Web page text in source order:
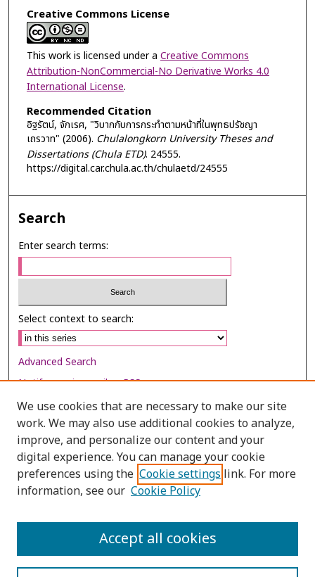
Creative Commons License
This work is licensed under a Creative Commons
Attribution-NonCommercial-No Derivative Works 4.0
International License.
Recommended Citation
อิฐรัตน์, จักเรศ, "วิบากกับการกระทำตามหน้าที่ในพุทธปรัชญา
เถรวาท" (2006). Chulalongkorn University Theses and
Dissertations (Chula ETD). 24555.
https://digital.car.chula.ac.th/chulaetd/24555
Search
Enter search terms:
Select context to search:
Advanced Search
Notify me via email orRSS
Browse
Collections
Disciplines
Authors
We use cookies that are necessary to make our site
work. We may also use additional cookies to analyze,
improve, and personalize our content and your
digital experience. You can manage your cookie
preferences using the Cookie settings link. For more
information, see our Cookie Policy
Accept all cookies